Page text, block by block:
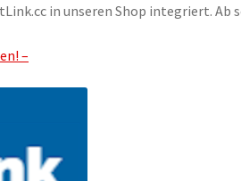
in unseren Shop integriert.
–